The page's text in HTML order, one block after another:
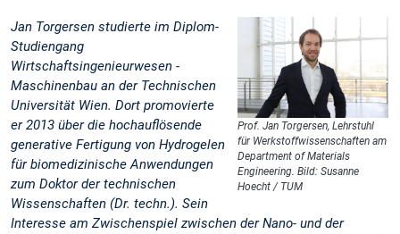
Prof. Jan Torgersen, Lehrstuhl
für Werkstoffwissenschaften am
Department of Materials
Engineering. Bild: Susanne
Hoecht / TUM
Jan Torgersen studierte im Diplom-
Studiengang
Wirtschaftsingenieurwesen -
Maschinenbau an der Technischen
Universität Wien. Dort promovierte
er 2013 über die hochauflösende
generative Fertigung von Hydrogelen
für biomedizinische Anwendungen
zum Doktor der technischen
Wissenschaften (Dr. techn.). Sein
Interesse am Zwischenspiel zwischen der Nano- und der